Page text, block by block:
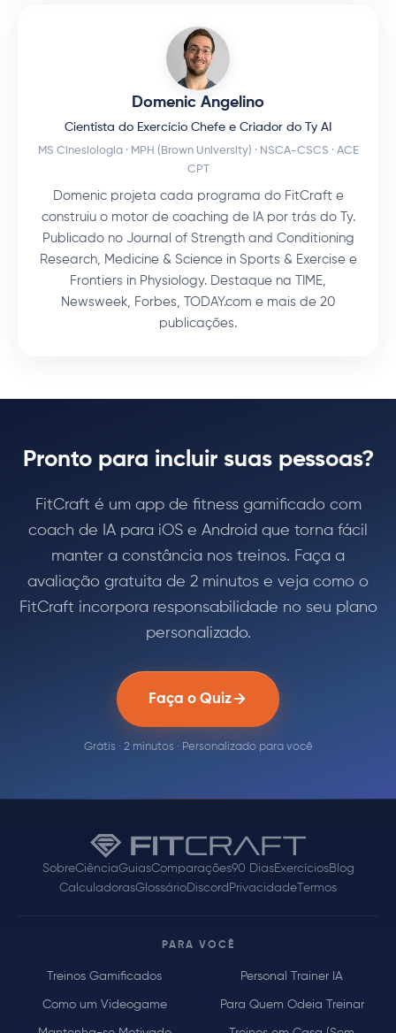
Domenic Angelino
Cientista do Exercício Chefe e Criador do Ty AI
MS Cinesiologia · MPH (Brown University) · NSCA-CSCS · ACE
CPT
Domenic projeta cada programa do FitCraft e
construiu o motor de coaching de IA por trás do Ty.
Publicado no Journal of Strength and Conditioning
Research, Medicine & Science in Sports & Exercise e
Frontiers in Physiology. Destaque na TIME,
Newsweek, Forbes, TODAY.com e mais de 20
publicações.
Pronto para incluir suas pessoas?
FitCraft é um app de fitness gamificado com
coach de IA para iOS e Android que torna fácil
manter a constância nos treinos. Faça a
avaliação gratuita de 2 minutos e veja como o
FitCraft incorpora responsabilidade no seu plano
personalizado.
Faça o Quiz
Grátis · 2 minutos · Personalizado para você
SobreCiênciaGuiasComparações90 DiasExercíciosBlog
CalculadorasGlossárioDiscord PrivacidadeTermos
PARA VOCÊ
Treinos Gamificados Personal Trainer IA
Como um Videogame Para Quem Odeia Treinar